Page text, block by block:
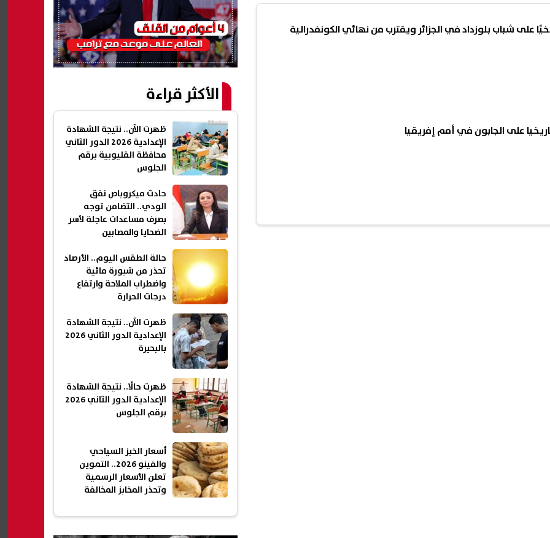
على شباب بلوزداد في الجزائر ويقترب من نهائي الكونفدرالية
على الجابون في أمم إفريقيا
الأكثر قراءة
ظهرت الآن.. نتيجة الشهادة
الإعدادية 2026 الدور الثاني
محافظة القليوبية برقم
الجلوس
حادث ميكروباص نفق
الودي.. التضامن توجه
بصرف مساعدات عاجلة لأسر
الضحايا والمصابين
حالة الطقس اليوم.. الأرصاد
تحذر من شبورة مائية
واضطراب الملاحة وارتفاع
درجات الحرارة
ظهرت الآن.. نتيجة الشهادة
الإعدادية الدور الثاني 2026
بالبحيرة
ظهرت حالًا.. نتيجة الشهادة
الإعدادية الدور الثاني 2026
برقم الجلوس
أسعار الخبز السياحي
والفينو 2026.. التموين
تعلن الأسعار الرسمية
وتحذر المخابز المخالفة